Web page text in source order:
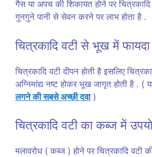
गैस या अपच की शिकायत होने पर
गुनगुने पानी से सेवन करने पर लाभ होता है .
चित्रकादि वटी से भूख में फायदा
चित्रकादि वटी दीपन होती है इसलिए
अग्निमांद्य नष्ट होकर भूख जागृत होती है . (
लगने की सबसे अच्छी दवा)
चित्रकादि वटी का कब्ज में
मलावरोध ( कब्ज ) होने पर चित्रकादि वटी